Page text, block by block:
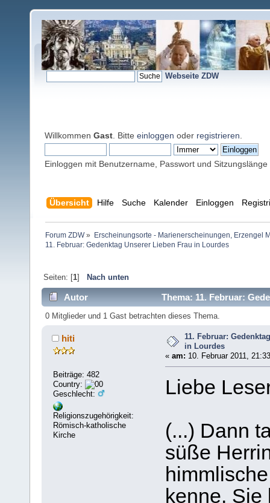
Webseite ZDW
Willkommen Gast . Bitte einloggen oder registrieren
Einloggen mit Benutzername, Passwort und Sitzungslänge
Übersicht Hilfe Suche Kalender Einloggen
Forum ZDW»
Erscheinungsorte - Marienerscheinungen, Erzengel
11. Februar: Gedenktag Unserer Lieben Frau in Lourdes
Seiten: [1] Nach unten
Autor Thema: 11. Februar:
0 Mitglieder und 1 Gast betrachten dieses Thema.
hiti
Beiträge: 482
Country:
Geschlecht:
Religionszugehörigkeit:
Römisch-katholische
Kirche
11. Februar:
in Lourdes
« am: 10. Februar 2011,
Liebe
(...) Dann
süße
kenne.